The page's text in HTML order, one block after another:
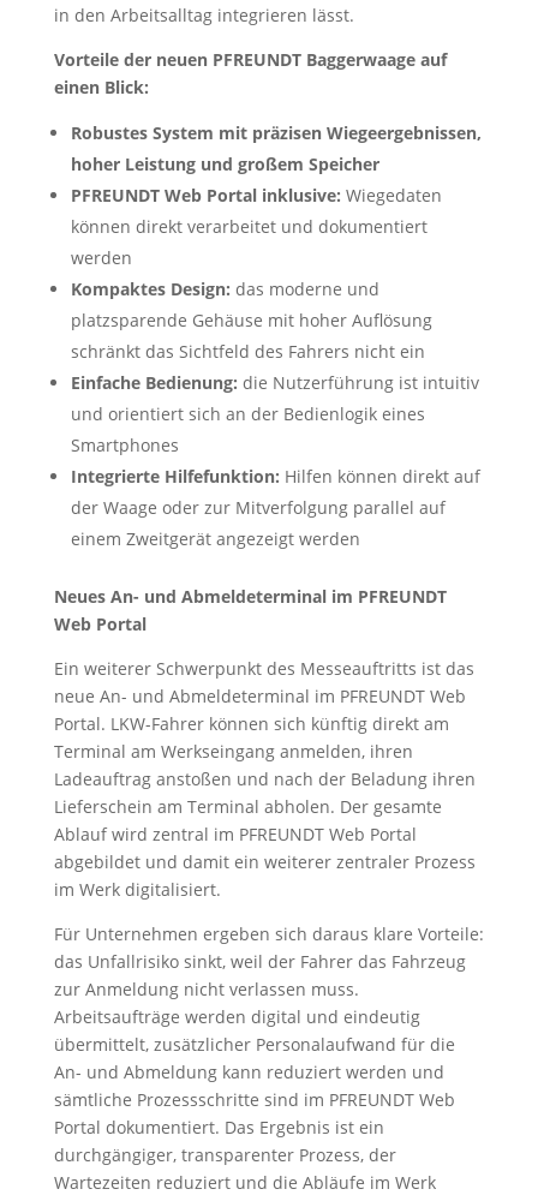
in den Arbeitsalltag integrieren lässt.
Vorteile der neuen PFREUNDT Baggerwaage auf
einen Blick:
Robustes System mit präzisen Wiegeergebnissen,
hoher Leistung und großem Speicher
PFREUNDT Web Portal inklusive: Wiegedaten
können direkt verarbeitet und dokumentiert
werden
Kompaktes Design: das moderne und
platzsparende Gehäuse mit hoher Auflösung
schränkt das Sichtfeld des Fahrers nicht ein
Einfache Bedienung: die Nutzerführung ist intuitiv
und orientiert sich an der Bedienlogik eines
Smartphones
Integrierte Hilfefunktion: Hilfen können direkt auf
der Waage oder zur Mitverfolgung parallel auf
einem Zweitgerät angezeigt werden
Neues An- und Abmeldeterminal im PFREUNDT
Web Portal
Ein weiterer Schwerpunkt des Messeauftritts ist das
neue An- und Abmeldeterminal im PFREUNDT Web
Portal. LKW-Fahrer können sich künftig direkt am
Terminal am Werkseingang anmelden, ihren
Ladeauftrag anstoßen und nach der Beladung ihren
Lieferschein am Terminal abholen. Der gesamte
Ablauf wird zentral im PFREUNDT Web Portal
abgebildet und damit ein weiterer zentraler Prozess
im Werk digitalisiert.
Für Unternehmen ergeben sich daraus klare Vorteile:
das Unfallrisiko sinkt, weil der Fahrer das Fahrzeug
zur Anmeldung nicht verlassen muss.
Arbeitsaufträge werden digital und eindeutig
übermittelt, zusätzlicher Personalaufwand für die
An- und Abmeldung kann reduziert werden und
sämtliche Prozessschritte sind im PFREUNDT Web
Portal dokumentiert. Das Ergebnis ist ein
durchgängiger, transparenter Prozess, der
Wartezeiten reduziert und die Abläufe im Werk